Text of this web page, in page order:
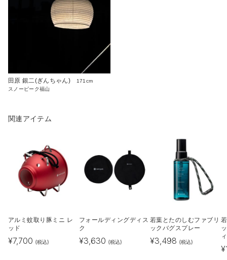
田原 銀二(ぎんちゃん)
171cm
スノーピーク福山
関連アイテム
アルミ蚊取り豚ミニ レ
ッド
¥7,700 (税込)
フォールディングディス
ク
¥3,630 (税込)
若葉とたのしむファブリ
ックバグスプレー
¥3,498 (税込)
¥